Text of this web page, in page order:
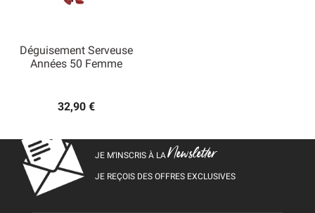
Déguisement Serveuse
Années 50 Femme
32,90 €
JE M’INSCRIS À LANewsletter
JE REÇOIS DES OFFRES EXCLUSIVES